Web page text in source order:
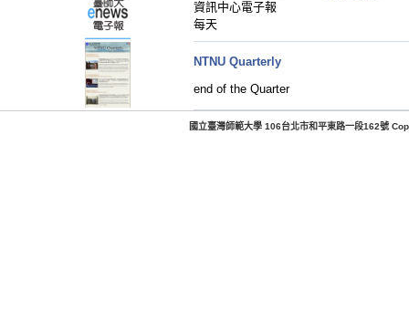
資訊中心電子報
每天
NTNU Quarterly
end of the Quarter
國立臺灣師範大學 106台北市和平東路一段162號